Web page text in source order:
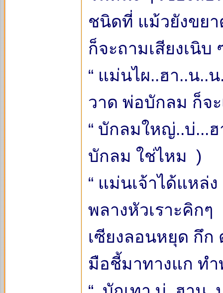
ชนิดที่ แม้วยังขย
ก็จะถามเสียงเนิบ
“ แม่นไผ..ฮา..น..
วาด พ่อบักลม ก็จ
“ บักลมใหญ่..บ่...
บักลม ใช่ไหม )
“ แม่นเจ้าได้แหล่
พลางหัวเราะคิกๆ
เซียงลอนหยุด กึก
มือชี้มาทางแก ทำ